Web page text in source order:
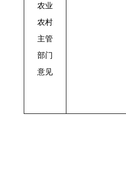
农业
农村
主管
部门
意见